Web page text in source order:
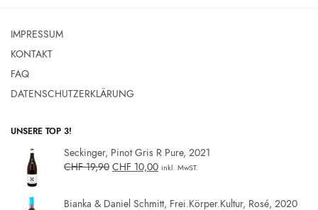
IMPRESSUM
KONTAKT
FAQ
DATENSCHUTZERKLÄRUNG
UNSERE TOP 3!
Seckinger, Pinot Gris R Pure, 2021
CHF19,90 CHF 10,00 inkl. MwST.
Bianka & Daniel Schmitt, Frei.Körper.Kultur, Rosé, 2020